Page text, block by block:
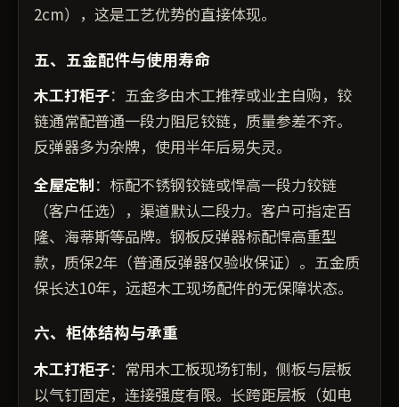
2cm），这是工艺优势的直接体现。
五、五金配件与使用寿命
木工打柜子：五金多由木工推荐或业主自购，铰
链通常配普通一段力阻尼铰链，质量参差不齐。
反弹器多为杂牌，使用半年后易失灵。
全屋定制：标配不锈钢铰链或悍高一段力铰链
（客户任选），渠道默认二段力。客户可指定百
隆、海蒂斯等品牌。钢板反弹器标配悍高重型
款，质保2年（普通反弹器仅验收保证）。五金质
保长达10年，远超木工现场配件的无保障状态。
六、柜体结构与承重
木工打柜子：常用木工板现场钉制，侧板与层板
以气钉固定，连接强度有限。长跨距层板（如电